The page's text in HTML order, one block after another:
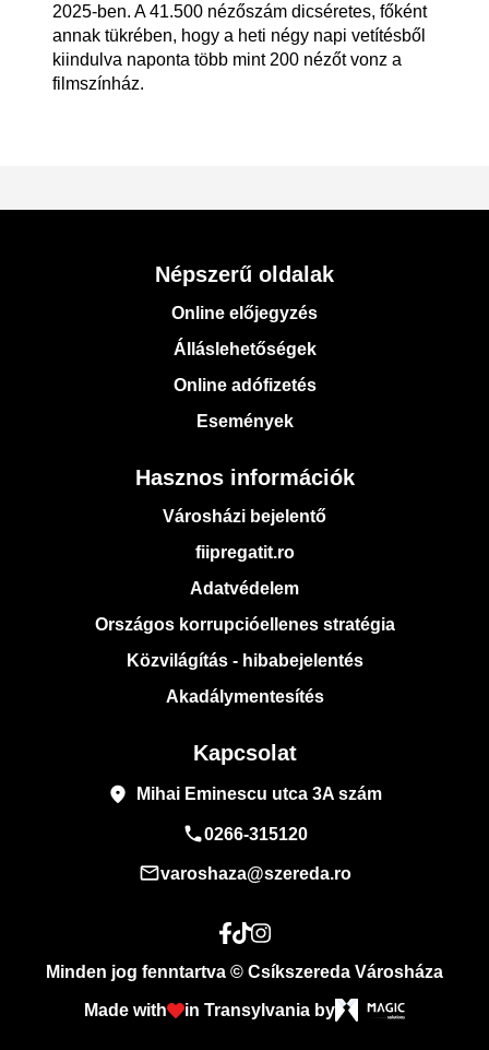
2025-ben. A 41.500 nézőszám dicséretes, főként
annak tükrében, hogy a heti négy napi vetítésből
kiindulva naponta több mint 200 nézőt vonz a
filmszínház.
Népszerű oldalak
Online előjegyzés
Álláslehetőségek
Online adófizetés
Események
Hasznos információk
Városházi bejelentő
fiipregatit.ro
Adatvédelem
Országos korrupcióellenes stratégia
Közvilágítás - hibabejelentés
Akadálymentesítés
Kapcsolat
place Mihai Eminescu utca 3A szám
phone0266-315120
mail_outlinevaroshaza@szereda.ro
Minden jog fenntartva © Csíkszereda Városháza
Made with in Transylvania by